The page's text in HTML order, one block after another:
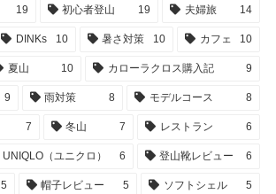
19 初心者登山 19 夫婦旅 14
DINKs 10 暑さ対策 10 カフェ 10
夏山 10 カローラクロス購入記 9
9 雨対策 8 モデルコース 8
7 冬山 7 レストラン 6
UNIQLO（ユニクロ） 6 登山靴レビュー 6
5 帽子レビュー 5 ソフトシェル 5